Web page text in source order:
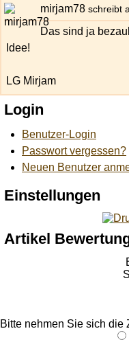
mirjam78 schreibt
Das sind ja
Idee!
LG Mirjam
Login
Benutzer-Login
Passwort vergessen?
Neuen Benutzer
Einstellungen
Artikel
Bitte nehmen Sie sich die